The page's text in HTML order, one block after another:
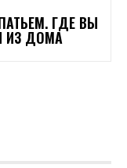
ГДЕ ВЫ
ИЗ ДОМА